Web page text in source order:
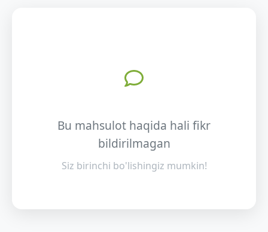
Bu mahsulot haqida hali fikr
bildirilmagan
Siz birinchi bo'lishingiz mumkin!